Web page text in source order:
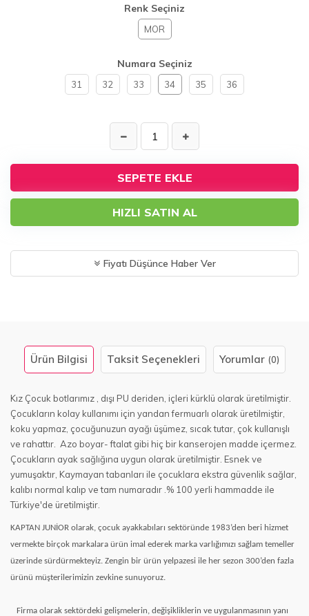
Renk Seçiniz
MOR
Numara Seçiniz
31 32 33 34 35 36
SEPETE EKLE
HIZLI SATIN AL
Fiyatı Düşünce Haber Ver
Ürün Bilgisi Taksit Seçenekleri Yorumlar (0)
Kız Çocuk botlarımız , dışı PU deriden, içleri kürklü olarak üretilmiştir.
Çocukların kolay kullanımı için yandan fermuarlı olarak üretilmiştir,
koku yapmaz, çocuğunuzun ayağı üşümez, sıcak tutar, çok kullanışlı
ve rahattır. Azo boyar- ftalat gibi hiç bir kanserojen madde içermez.
Çocukların ayak sağlığına uygun olarak üretilmiştir. Esnek ve
yumuşaktır, Kaymayan tabanları ile çocuklara ekstra güvenlik sağlar,
kalıbı normal kalıp ve tam numaradır .% 100 yerli hammadde ile
Türkiye'de üretilmiştir.
KAPTAN JUNİOR olarak, çocuk ayakkabıları sektöründe 1983’den beri hizmet
vermekte birçok markalara ürün imal ederek marka varlığımızı sağlam temeller
üzerinde sürdürmekteyiz. Zengin bir ürün yelpazesi ile her sezon 300’den fazla
ürünü müşterilerimizin zevkine sunuyoruz.
Firma olarak sektördeki gelişmelerin, değişikliklerin ve uygulanmasının yanı